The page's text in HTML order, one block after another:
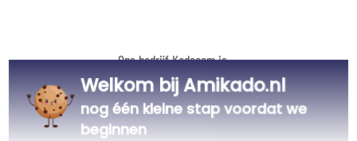
Ons bedrijf Kadocom is
Welkom bij Amikado.nl
nog één kleine stap voordat we
beginnen